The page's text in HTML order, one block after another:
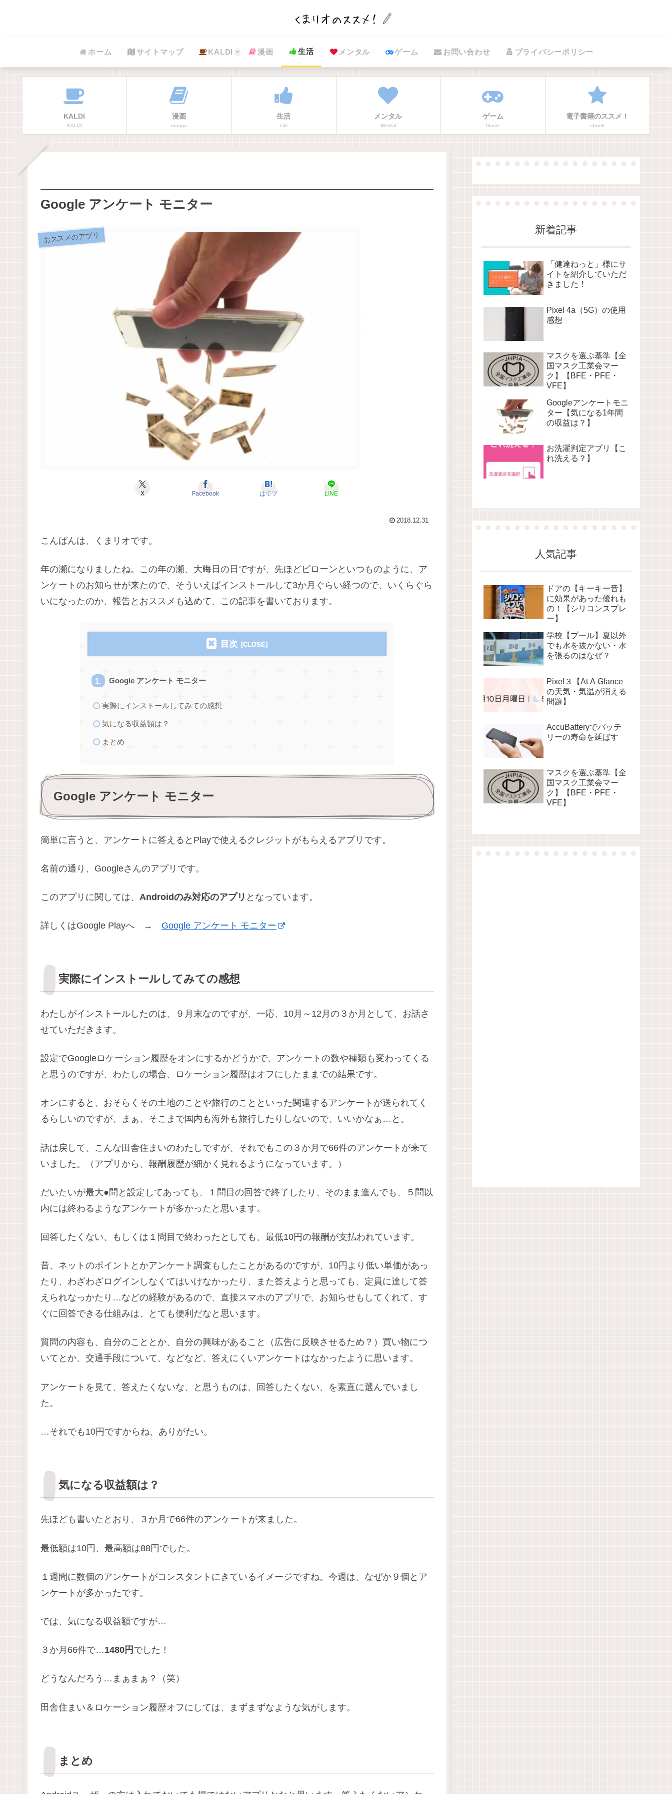
ホーム サイトマップ KALDI 漫画 生活 メンタル ゲーム お問い合わせ プライバシーポリシー
KALDI
KALDI
漫画
manga
生活
Life
メンタル
Mental
ゲーム
Game
電子書籍のススメ！
ebook
Google アンケート モニター
おススメのアプリ
X Facebook はてブ LINE
2018.12.31
こんばんは、くまリオです。
年の瀬になりましたね。この年の瀬、大晦日の日ですが、先ほどピローンといつものように、ア
ンケートのお知らせが来たので、そういえばインストールして3か月ぐらい経つので、いくらぐら
いになったのか、報告とおススメも込めて、この記事を書いております。
目次
Google アンケート モニター
実際にインストールしてみての感想
気になる収益額は？
まとめ
Google アンケート モニター
簡単に言うと、アンケートに答えるとPlayで使えるクレジットがもらえるアプリです。
名前の通り、Googleさんのアプリです。
このアプリに関しては、 Androidのみ対応のアプリ となっています。
詳しくはGoogle Playへ → Google アンケート モニター
実際にインストールしてみての感想
わたしがインストールしたのは、９月末なのですが、一応、10月～12月の３か月として、お話さ
せていただきます。
設定でGoogleロケーション履歴をオンにするかどうかで、アンケートの数や種類も変わってくる
と思うのですが、わたしの場合、ロケーション履歴はオフにしたままでの結果です。
オンにすると、おそらくその土地のことや旅行のことといった関連するアンケートが送られてく
るらしいのですが、まぁ、そこまで国内も海外も旅行したりしないので、いいかなぁ…と。
話は戻して、こんな田舎住まいのわたしですが、それでもこの３か月で66件のアンケートが来て
いました。（アプリから、報酬履歴が細かく見れるようになっています。）
だいたいが最大●問と設定してあっても、１問目の回答で終了したり、そのまま進んでも、５問以
内には終わるようなアンケートが多かったと思います。
回答したくない、もしくは１問目で終わったとしても、最低10円の報酬が支払われています。
昔、ネットのポイントとかアンケート調査もしたことがあるのですが、10円より低い単価があっ
たり、わざわざログインしなくてはいけなかったり、また答えようと思っても、定員に達して答
えられなっかたり…などの経験があるので、直接スマホのアプリで、お知らせもしてくれて、す
ぐに回答できる仕組みは、とても便利だなと思います。
質問の内容も、自分のこととか、自分の興味があること（広告に反映させるため？）買い物につ
いてとか、交通手段について、などなど、答えにくいアンケートはなかったように思います。
アンケートを見て、答えたくないな、と思うものは、回答したくない、を素直に選んでいまし
た。
…それでも10円ですからね、ありがたい。
気になる収益額は？
先ほども書いたとおり、３か月で66件のアンケートが来ました。
最低額は10円、最高額は88円でした。
１週間に数個のアンケートがコンスタントにきているイメージですね。今週は、なぜか９個とア
ンケートが多かったです。
では、気になる収益額ですが…
３か月66件で…1480円 でした！
どうなんだろう…まぁまぁ？（笑）
田舎住まい＆ロケーション履歴オフにしては、まずまずなような気がします。
まとめ
新着記事
「健達ねっと」様にサ
イトを紹介していただ
きました！
Pixel 4a（5G）の使用
感想
マスクを選ぶ基準【全
国マスク工業会マー
ク】【BFE・PFE・
VFE】
Googleアンケートモニ
ター【気になる1年間
の収益は？】
お洗濯判定アプリ【こ
れ洗える？】
人気記事
ドアの【キーキー音】
に効果があった優れも
の！【シリコンスプレ
ー】
学校【プール】夏以外
でも水を抜かない・水
を張るのはなぜ？
Pixel３【At A Glance
の天気・気温が消える
問題】
AccuBatteryでバッテ
リーの寿命を延ばす
マスクを選ぶ基準【全
国マスク工業会マー
ク】【BFE・PFE・
VFE】